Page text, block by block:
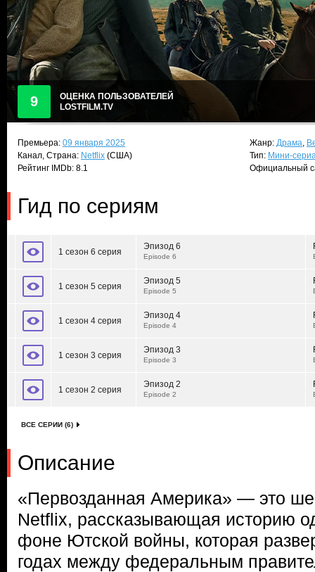
9
ОЦЕНКА ПОЛЬЗОВАТЕЛЕЙ
LOSTFILM.TV
Премьера: 09 января 2025
Канал, Страна: Netflix (США)
Рейтинг IMDb: 8.1
Жанр: Драма,
Тип: Мини-
Официальный
Гид по сериям
1 сезон 6 серия
Эпизод 6
Episode 6
1 сезон 5 серия
Эпизод 5
Episode 5
1 сезон 4 серия
Эпизод 4
Episode 4
1 сезон 3 серия
Эпизод 3
Episode 3
1 сезон 2 серия
Эпизод 2
Episode 2
ВСЕ СЕРИИ (6)
Описание
«Первозданная Америка» — это
Netflix, рассказывающая историю
фоне Ютской войны, которая
годах между федеральным